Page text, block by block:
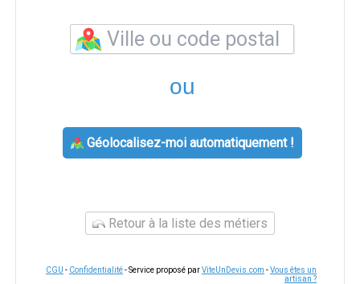
ou
Géolocalisez-moi automatiquement !
Retour à la liste des métiers
CGU - Confidentialité- Service proposé parViteUnDevis.com -Vous êtes un
artisan ?